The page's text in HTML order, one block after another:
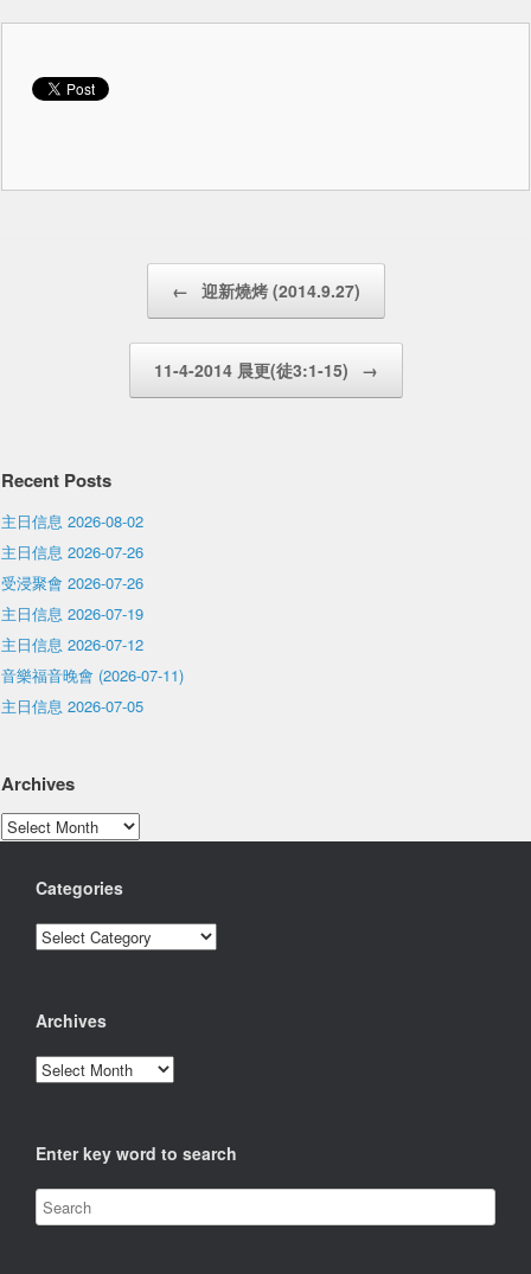
← 迎新燒烤 (2014.9.27)
11-4-2014 晨更(徒3:1-15) →
Recent Posts
主日信息 2026-08-02
主日信息 2026-07-26
受浸聚會 2026-07-26
主日信息 2026-07-19
主日信息 2026-07-12
音樂福音晚會 (2026-07-11)
主日信息 2026-07-05
Archives
Archives
Categories
Categories
Archives
Archives
Enter key word to search